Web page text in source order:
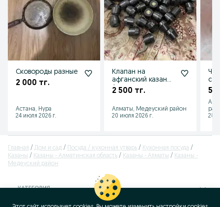
Сковороды разные
2 000 тг.
Астана, Нура
24 июля 2026 г.
Клапан на
афганский казан
Аксессуары на
2 500 тг.
Алматы, Медеуский район
20 июля 2026 г.
5
28
Главная Дом и сад Посуда / кухонная утварь
Кухонная посуда
Казаны
Казаны - Алматинская область Казаны - Алматы
Казаны -
Медеуский район
КАТЕГОРИЯ